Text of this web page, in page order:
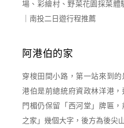
阿港伯的家
穿梭田間小路，第一站來到
港伯是前總統府資政林洋港
門楣仍保留「西河堂」牌匾
之家」幾個大字，後方為後尖